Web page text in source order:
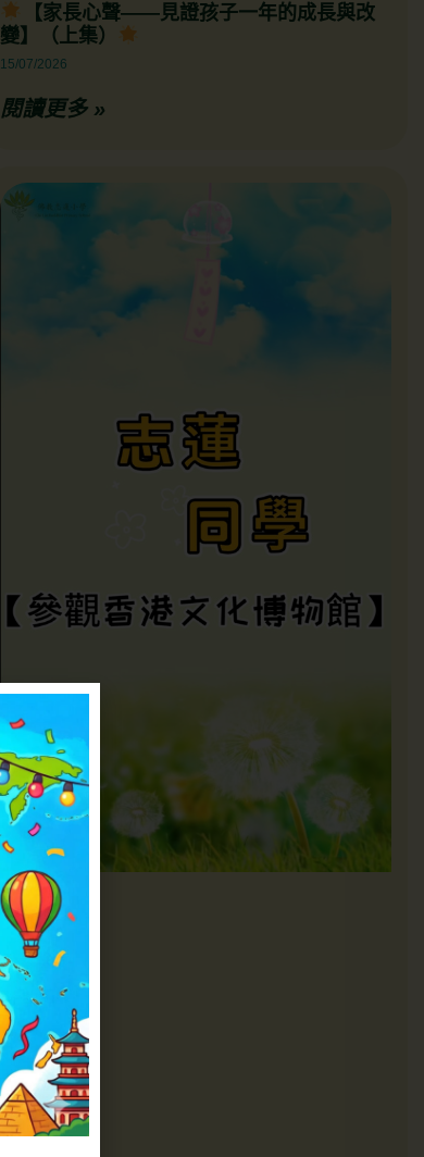
【家長心聲——見證孩子一年的成長與改
變】（上集）
15/07/2026
閱讀更多 »